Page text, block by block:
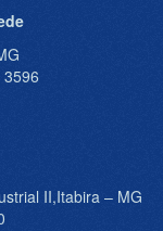
II,Itabira – MG